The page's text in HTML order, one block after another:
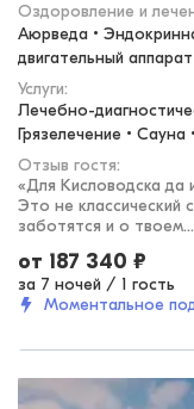
Оздоровление и
Аюрведа •
двигательный аппарат
Услуги:
Лечебно-
Грязелечение • Сауна
Отзыв гостя:
«Для Кисловодска да
Это не классический
заботятся и о твоем...
от 187 340 ₽
за 7 ночей / 1 гость
Моментальное